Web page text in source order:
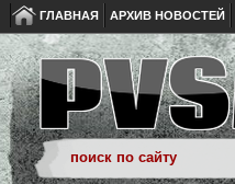
ГЛАВНАЯ АРХИВ НОВОСТЕЙ